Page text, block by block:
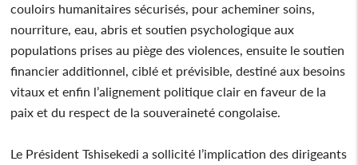
couloirs humanitaires sécurisés, pour acheminer soins,
nourriture, eau, abris et soutien psychologique aux
populations prises au piège des violences, ensuite le soutien
financier additionnel, ciblé et prévisible, destiné aux besoins
vitaux et enfin l’alignement politique clair en faveur de la
paix et du respect de la souveraineté congolaise.
Le Président Tshisekedi a sollicité l’implication des dirigeants